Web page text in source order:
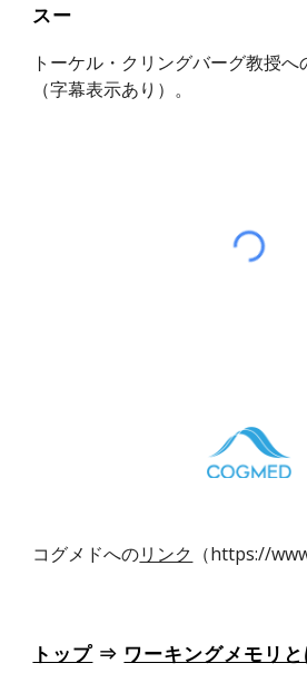
スー
トーケル・クリングバーグ教授
（字幕表示あり）。
コグメドへのリンク （https://
トップ⇒ ワーキングメモリと